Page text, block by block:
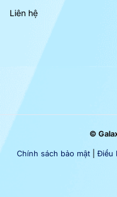
Liên hệ
©
Chính sách bảo mật Điều